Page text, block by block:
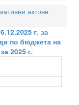
актове
г. за
по бюджета на
2025 г.